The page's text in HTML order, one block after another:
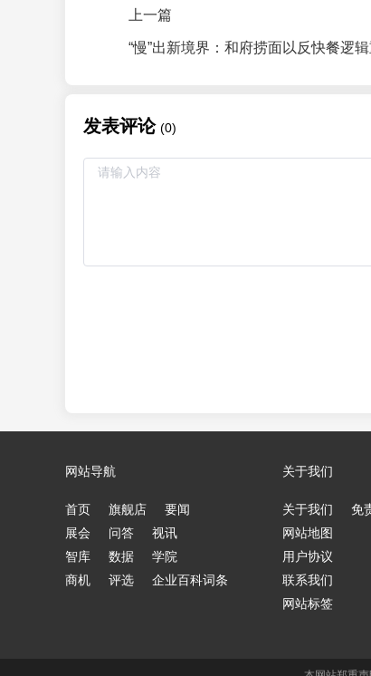
上一篇
发表评论 (0)
网站导航
首页 旗舰店
要闻
展会
问答
视讯
智库
数据
学院
商机
评选 企业百科词条
关于我们
关于我们
免
网站地图
用户协议
联系我们
网站标签